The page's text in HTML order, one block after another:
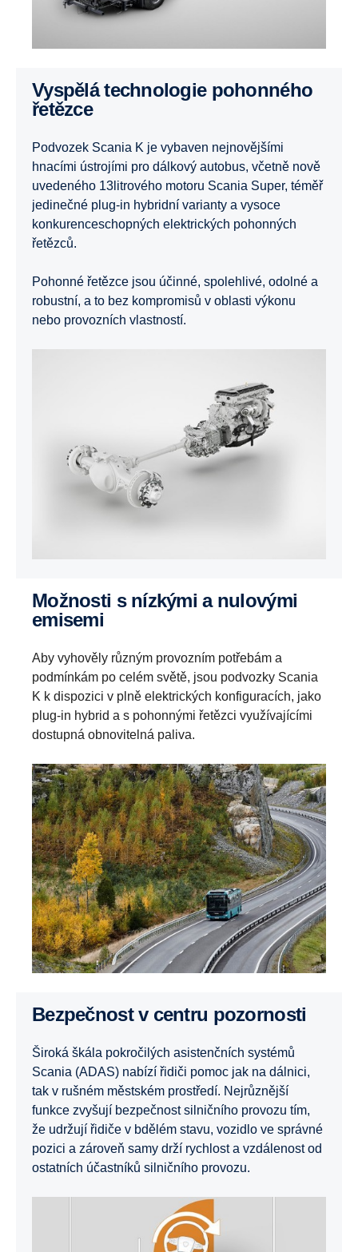
Vyspělá technologie pohonného
řetězce
Podvozek Scania K je vybaven nejnovějšími
hnacími ústrojími pro dálkový autobus, včetně nově
uvedeného 13litrového motoru Scania Super, téměř
jedinečné plug-in hybridní varianty a vysoce
konkurenceschopných elektrických pohonných
řetězců.
Pohonné řetězce jsou účinné, spolehlivé, odolné a
robustní, a to bez kompromisů v oblasti výkonu
nebo provozních vlastností.
Možnosti s nízkými a nulovými
emisemi
Aby vyhověly různým provozním potřebám a
podmínkám po celém světě, jsou podvozky Scania
K k dispozici v plně elektrických konfiguracích, jako
plug-in hybrid a s pohonnými řetězci využívajícími
dostupná obnovitelná paliva.
Bezpečnost v centru pozornosti
Široká škála pokročilých asistenčních systémů
Scania (ADAS) nabízí řidiči pomoc jak na dálnici,
tak v rušném městském prostředí. Nejrůznější
funkce zvyšují bezpečnost silničního provozu tím,
že udržují řidiče v bdělém stavu, vozidlo ve správné
pozici a zároveň samy drží rychlost a vzdálenost od
ostatních účastníků silničního provozu.